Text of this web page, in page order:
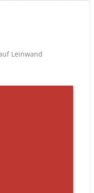
Leinwand